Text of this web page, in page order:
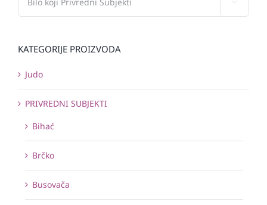
KATEGORIJE PROIZVODA
Judo
PRIVREDNI SUBJEKTI
Bihać
Brčko
Busovača